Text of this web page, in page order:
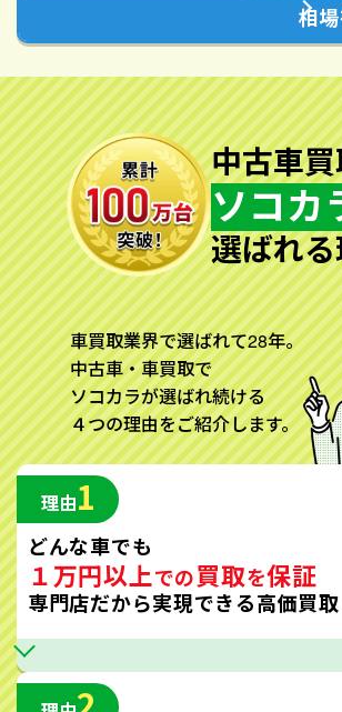
相
中古車
ソコカ
選ばれ
車買取業界で選ばれて28年。
中古車・車買取で
ソコカラが選ばれ続ける
４つの理由をご紹介します。
理由1
どんな車でも
１万円以上での買取を保証
専門店だから実現できる高価買取